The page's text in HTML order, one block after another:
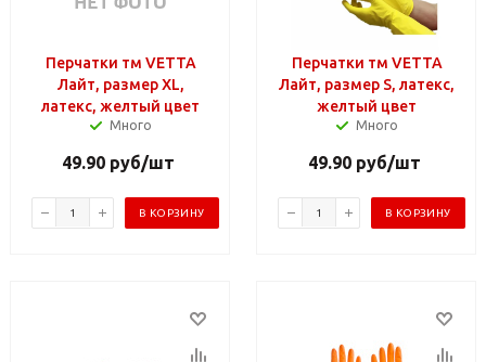
Перчатки тм VETTA
Лайт, размер XL,
латекс, желтый цвет
Много
49.90 руб/шт
В КОРЗИНУ
Перчатки тм VETTA
Лайт, размер S, латекс,
желтый цвет
Много
49.90 руб/шт
В КОРЗИНУ